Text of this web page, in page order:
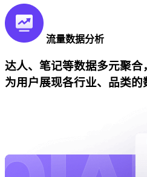
流量数据分析
达人、笔记等数据多元聚
为用户展现各行业、品类的